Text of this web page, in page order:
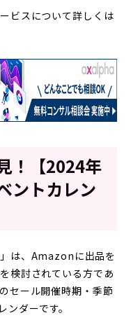
ビスについて詳しくは
！【2024年
ントカレン
は、Amazonに出品を
検討されている方であ
セール開催時期・季節
ダーです。